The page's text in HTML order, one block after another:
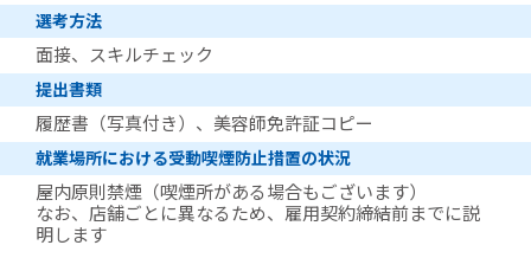
選考方法
面接、スキルチェック
提出書類
履歴書（写真付き）、美容師免許証コピー
就業場所における受動喫煙防止措置の状況
屋内原則禁煙（喫煙所がある場合もございます）
なお、店舗ごとに異なるため、雇用契約締結前までに説
明します